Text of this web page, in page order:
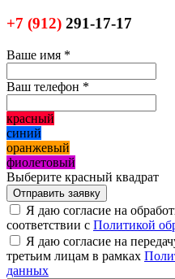
+7 (912) 291-17-17
Ваше имя *
Ваш телефон *
красный
синий
оранжевый
фиолетовый
Выберите красный квадрат
Я даю согласие на
соответствии с Политикой
Я даю согласие на
третьим лицам в рамках
данных